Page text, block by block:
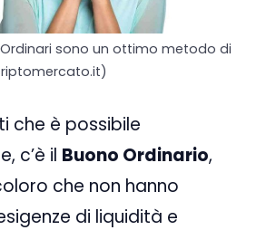
Ordinari sono un ottimo metodo di
che è possibile
c’è il Buono Ordinario,
che non hanno
di liquidità e